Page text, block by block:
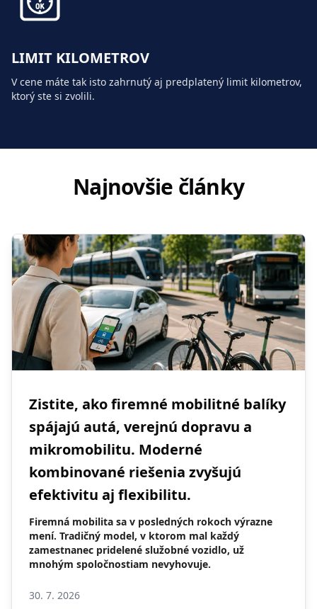
LIMIT KILOMETROV
V cene máte tak isto zahrnutý aj predplatený limit kilometrov,
ktorý ste si zvolili.
Najnovšie články
Zistite, ako firemné mobilitné balíky
spájajú autá, verejnú dopravu a
mikromobilitu. Moderné
kombinované riešenia zvyšujú
efektivitu aj flexibilitu.
Firemná mobilita sa v posledných rokoch výrazne
mení. Tradičný model, v ktorom mal každý
zamestnanec pridelené služobné vozidlo, už
mnohým spoločnostiam nevyhovuje.
30. 7. 2026